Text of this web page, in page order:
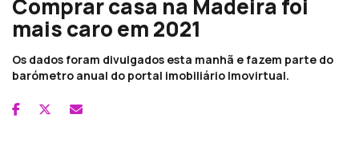
Comprar casa na Madeira foi
mais caro em 2021
Os dados foram divulgados esta manhã e fazem parte do
barómetro anual do portal imobiliário Imovirtual.